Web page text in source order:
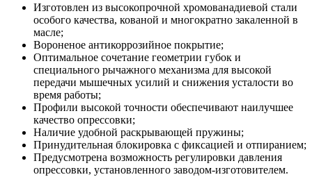
Изготовлен из высокопрочной хромованадиевой стали
особого качества, кованой и многократно закаленной в
масле;
Вороненое антикоррозийное покрытие;
Оптимальное сочетание геометрии губок и
специального рычажного механизма для высокой
передачи мышечных усилий и снижения усталости во
время работы;
Профили высокой точности обеспечивают наилучшее
качество опрессовки;
Наличие удобной раскрывающей пружины;
Принудительная блокировка с фиксацией и отпиранием;
Предусмотрена возможность регулировки давления
опрессовки, установленного заводом-изготовителем.